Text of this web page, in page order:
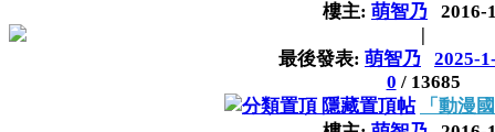
樓主: 萌智乃
2016-
最後發表: 萌智乃
2025-
0 / 13685
隱藏置頂帖
「動漫